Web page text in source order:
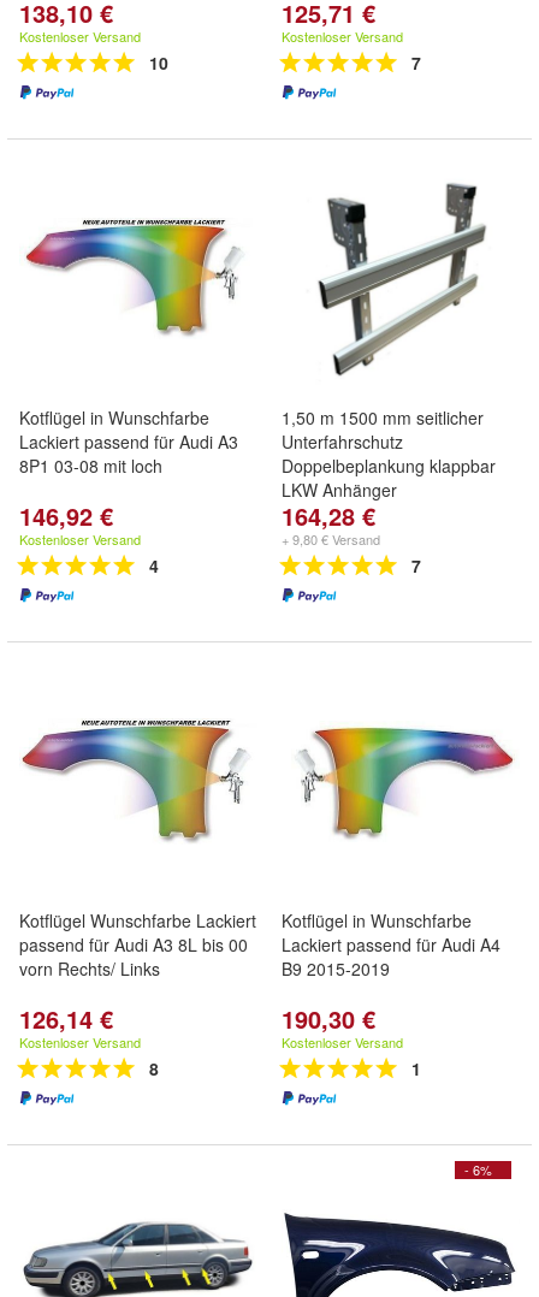
138,10 €
Kostenloser Versand
10
125,71 €
Kostenloser Versand
7
Kotflügel in Wunschfarbe
Lackiert passend für Audi A3
8P1 03-08 mit loch
146,92 €
Kostenloser Versand
4
1,50 m 1500 mm seitlicher
Unterfahrschutz
Doppelbeplankung klappbar
LKW Anhänger
164,28 €
+ 9,80 € Versand
7
Kotflügel Wunschfarbe Lackiert
passend für Audi A3 8L bis 00
vorn Rechts/ Links
126,14 €
Kostenloser Versand
8
Kotflügel in Wunschfarbe
Lackiert passend für Audi A4
B9 2015-2019
190,30 €
Kostenloser Versand
1
- 6%